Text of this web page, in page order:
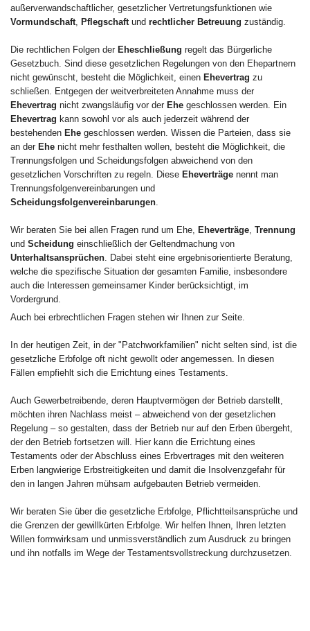
außerverwandschaftlicher, gesetzlicher Vertretungsfunktionen wie
Vormundschaft Pflegschaft und rechtlicher Betreuung zuständig.
Die rechtlichen Folgen der Eheschließung regelt das Bürgerliche
Gesetzbuch. Sind diese gesetzlichen Regelungen von den Ehepartnern
nicht gewünscht, besteht die Möglichkeit, einen Ehevertrag zu
schließen. Entgegen der weitverbreiteten Annahme muss der
Ehevertrag nicht zwangsläufig vor der Ehe geschlossen werden. Ein
Ehevertrag kann sowohl vor als auch jederzeit während der
bestehenden Ehe geschlossen werden. Wissen die Parteien, dass sie
an der Ehe nicht mehr festhalten wollen, besteht die Möglichkeit, die
Trennungsfolgen und Scheidungsfolgen abweichend von den
gesetzlichen Vorschriften zu regeln. Diese Eheverträge nennt man
Trennungsfolgenvereinbarungen und
Scheidungsfolgenvereinbarungen
Wir beraten Sie bei allen Fragen rund um Ehe, Eheverträge Trennung
und Scheidung einschließlich der Geltendmachung von
Unterhaltsansprüchen . Dabei steht eine ergebnisorientierte Beratung,
welche die spezifische Situation der gesamten Familie, insbesondere
auch die Interessen gemeinsamer Kinder berücksichtigt, im
Vordergrund.
Auch bei erbrechtlichen Fragen stehen wir Ihnen zur Seite.
In der heutigen Zeit, in der "Patchworkfamilien" nicht selten sind, ist die
gesetzliche Erbfolge oft nicht gewollt oder angemessen. In diesen
Fällen empfiehlt sich die Errichtung eines Testaments.
Auch Gewerbetreibende, deren Hauptvermögen der Betrieb darstellt,
möchten ihren Nachlass meist – abweichend von der gesetzlichen
Regelung – so gestalten, dass der Betrieb nur auf den Erben übergeht,
der den Betrieb fortsetzen will. Hier kann die Errichtung eines
Testaments oder der Abschluss eines Erbvertrages mit den weiteren
Erben langwierige Erbstreitigkeiten und damit die Insolvenzgefahr für
den in langen Jahren mühsam aufgebauten Betrieb vermeiden.
Wir beraten Sie über die gesetzliche Erbfolge, Pflichtteilsansprüche und
die Grenzen der gewillkürten Erbfolge. Wir helfen Ihnen, Ihren letzten
Willen formwirksam und unmissverständlich zum Ausdruck zu bringen
und ihn notfalls im Wege der Testamentsvollstreckung durchzusetzen.